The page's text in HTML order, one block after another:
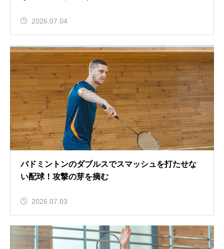
2026.07.04
バドミントンのダブルスでスマッシュを打たせな
い配球！攻撃の芽を摘む
2026.07.03